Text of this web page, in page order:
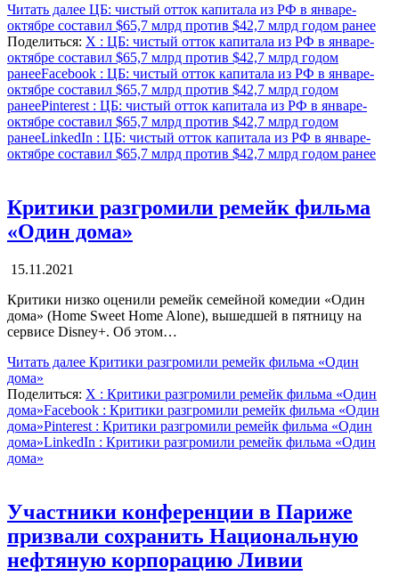
Читать далее ЦБ: чистый отток капитала из РФ в январе-
октябре составил $65,7 млрд против $42,7 млрд годом ранее
Поделиться: X : ЦБ: чистый отток капитала из РФ в январе-
октябре составил $65,7 млрд против $42,7 млрд годом
ранееFacebook : ЦБ: чистый отток капитала из РФ в январе-
октябре составил $65,7 млрд против $42,7 млрд годом
ранееPinterest : ЦБ: чистый отток капитала из РФ в январе-
октябре составил $65,7 млрд против $42,7 млрд годом
ранееLinkedIn : ЦБ: чистый отток капитала из РФ в январе-
октябре составил $65,7 млрд против $42,7 млрд годом ранее
Критики разгромили ремейк фильма
«Один дома»
15.11.2021
Критики низко оценили ремейк семейной комедии «Один
дома» (Home Sweet Home Alone), вышедшей в пятницу на
сервисе Disney+. Об этом…
Читать далее Критики разгромили ремейк фильма «Один
дома»
Поделиться: X : Критики разгромили ремейк фильма «Один
дома»Facebook : Критики разгромили ремейк фильма «Один
дома»Pinterest : Критики разгромили ремейк фильма «Один
дома»LinkedIn : Критики разгромили ремейк фильма «Один
дома»
Участники конференции в Париже
призвали сохранить Национальную
нефтяную корпорацию Ливии